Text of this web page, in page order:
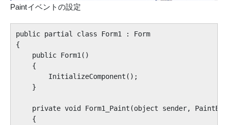
Paintイベントの設定
public partial class Form1 : Form
{
    public Form1()
    {
        InitializeComponent();
    }
private void Form1_Paint(object sender,
    {